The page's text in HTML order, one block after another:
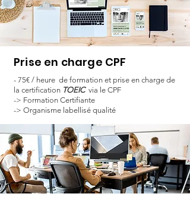
Prise en charge CPF
- 75€ / heure de formation et prise en charge de
la certification TOEICvia le CPF
-> Formation Certifiante
-> Organisme labellisé qualité